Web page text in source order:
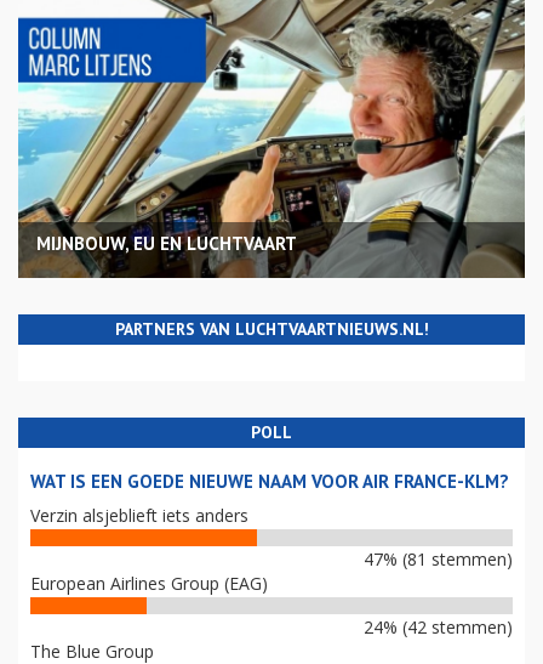
MIJNBOUW, EU EN LUCHTVAART
PARTNERS VAN LUCHTVAARTNIEUWS.NL!
POLL
WAT IS EEN GOEDE NIEUWE NAAM VOOR AIR FRANCE-KLM?
Verzin alsjeblieft iets anders
47% (81 stemmen)
European Airlines Group (EAG)
24% (42 stemmen)
The Blue Group